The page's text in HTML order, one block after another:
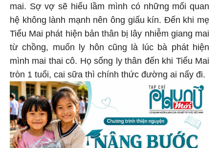
mai. Sợ vợ sẽ hiểu lầm mình có những mối quan
hệ không lành mạnh nên ông giấu kín. Đến khi mẹ
Tiểu Mai phát hiện bản thân bị lây nhiễm giang mai
từ chồng, muốn ly hôn cũng là lúc bà phát hiện
mình mai thai cô. Họ sống ly thân đến khi Tiểu Mai
tròn 1 tuổi, cai sữa thì chính thức đường ai nấy đi.